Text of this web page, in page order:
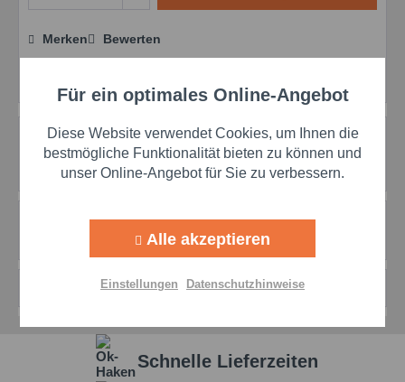
Preis anfragen
Merken Bewerten
Beschreibung
Weitere Produktinformationen erhalten Sie über diesen
Mobil Exxsol D 100 mit niedrigem... mehr
Bewertungen
0
Bewertungen lesen, schreiben und diskutieren...
1
Schnelle Lieferzeiten
Funktionale Aktiv
Marketing Aktiv
Personalisierung Aktiv
Einstellungen speichern
Für ein optimales Online-Angebot
Diese Website verwendet Cookies, um Ihnen die
bestmögliche Funktionalität bieten zu können und
unser Online-Angebot für Sie zu verbessern.
Alle akzeptieren
Einstellungen Datenschutzhinweise